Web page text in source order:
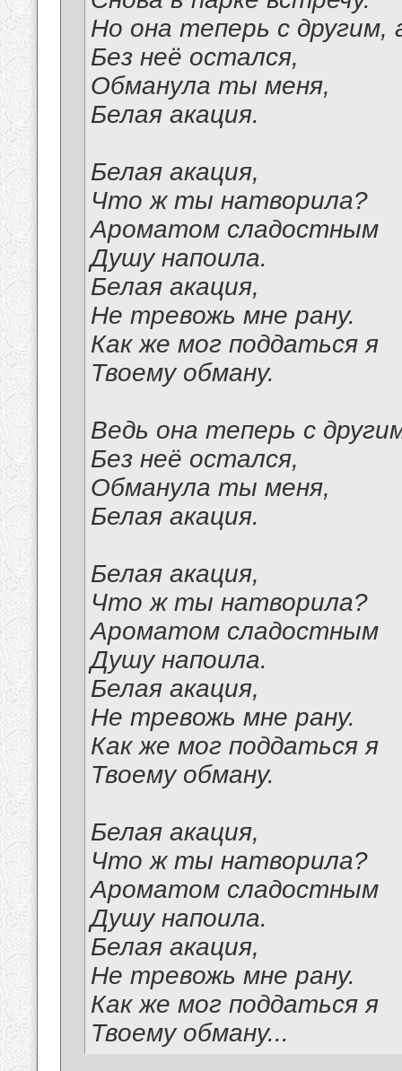
Но она теперь с другим,
Без неё остался,
Обманула ты меня,
Белая акация.
Белая акация,
Что ж ты натворила?
Ароматом сладостным
Душу напоила.
Белая акация,
Не тревожь мне рану.
Как же мог поддаться я
Твоему обману.
Ведь она теперь с
Без неё остался,
Обманула ты меня,
Белая акация.
Белая акация,
Что ж ты натворила?
Ароматом сладостным
Душу напоила.
Белая акация,
Не тревожь мне рану.
Как же мог поддаться я
Твоему обману.
Белая акация,
Что ж ты натворила?
Ароматом сладостным
Душу напоила.
Белая акация,
Не тревожь мне рану.
Как же мог поддаться я
Твоему обману...